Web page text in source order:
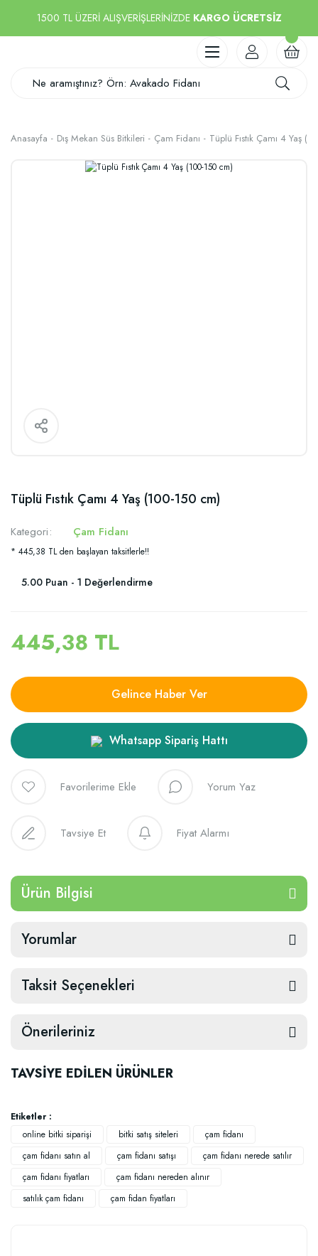
1500 TL ÜZERİ ALIŞVERİŞLERİNİZDE KARGO ÜCRETSİZ
Anasayfa Dış Mekan Süs Bitkileri Çam Fidanı Tüplü Fıstık Çamı 4 Yaş
Tüplü Fıstık Çamı 4 Yaş (100-150 cm)
Kategori Çam Fidanı
* 445,38 TL den başlayan taksitlerle!!
5.00 Puan - 1 Değerlendirme
445,38 TL
Gelince Haber Ver
Whatsapp Sipariş Hattı
Yorum Yaz
Tavsiye Et Fiyat Alarmı
Ürün Bilgisi
Yorumlar
Taksit Seçenekleri
Önerileriniz
TAVSİYE EDİLEN ÜRÜNLER
Etiketler :
online bitki siparişi
bitki satış siteleri
çam fidanı
çam fidanı satın al
çam fidanı satışı
çam fidanı nerede satılır
çam fidanı fiyatları
çam fidanı nereden alınır
satılık çam fidanı
çam fidan fiyatları